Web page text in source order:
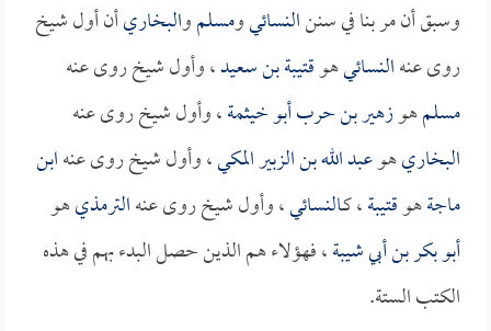
وسبق أن مر بنا في سننالنسائيومسلموالبخاريأن أول شيخ
روى عنهالنسائيهوقتيبة بن سعيد، وأول شيخ روى عنه
مسلمهوزهير بن حرب أبو خيثمة، وأول شيخ روى عنه
البخاريهوعبد الله بن الزبير المكي، وأول شيخ روى عنهابن
ماجةهوقتيبة، كـالنسائي، وأول شيخ روى عنهالترمذيهو
أبو بكر بن أبي شيبة، فهؤلاء هم الذين حصل البدء بهم في هذه
الكتب الستة.